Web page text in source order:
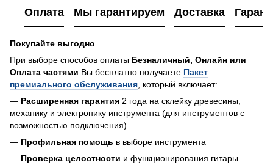
Оплата Мы гарантируем Доставка
Покупайте выгодно
При выборе способов оплаты Безналичный, Онлайн или
Оплата частями Вы бесплатно получаете Пакет
премиального обслуживания , который включает:
— Расширенная гарантия 2 года на склейку древесины,
механику и электронику инструмента (для инструментов с
возможностью подключения)
— Профильная помощь в выборе инструмента
— Проверка целостности и функционирования гитары